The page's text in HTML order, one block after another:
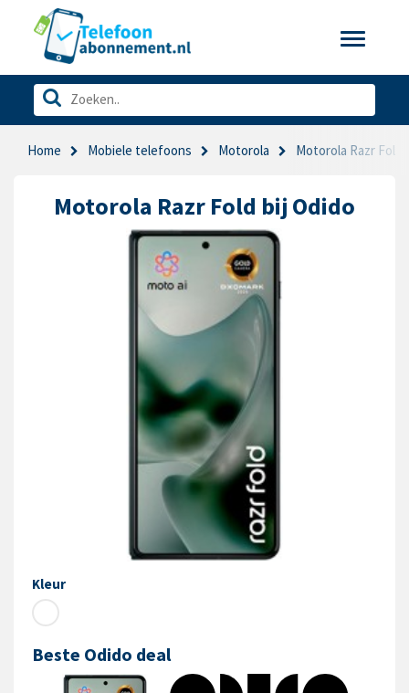
Toggle
Home Mobiele telefoons Motorola Motorola Razr Fold
Motorola Razr Fold bij Odido
Kleur
Beste Odido deal